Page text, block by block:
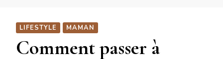
LIFESTYLE MAMAN
Comment passer à